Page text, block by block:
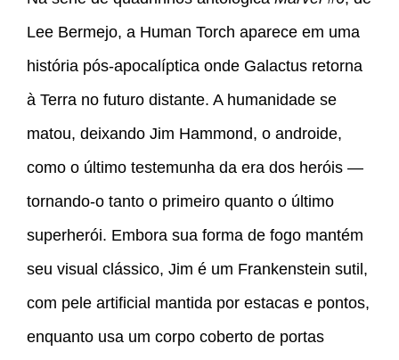
Lee Bermejo, a Human Torch aparece em uma
história pós-apocalíptica onde Galactus retorna
à Terra no futuro distante. A humanidade se
matou, deixando Jim Hammond, o androide,
como o último testemunha da era dos heróis —
tornando-o tanto o primeiro quanto o último
superherói. Embora sua forma de fogo mantém
seu visual clássico, Jim é um Frankenstein sutil,
com pele artificial mantida por estacas e pontos,
enquanto usa um corpo coberto de portas